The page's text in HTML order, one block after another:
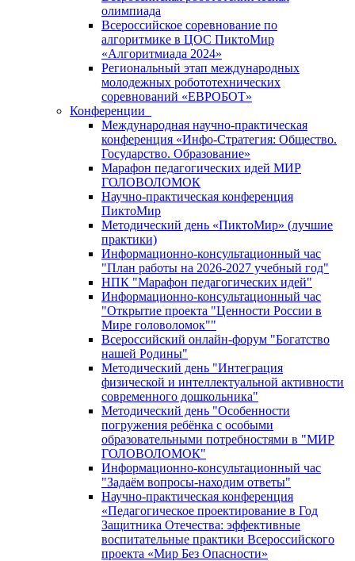
олимпиада
Всероссийское соревнование по
алгоритмике в ЦОС ПиктоМир
«Алгоритмиада 2024»
Региональный этап международных
молодежных робототехнических
соревнований «ЕВРОБОТ»
Конференции
Международная научно-практическая
конференция «Инфо-Стратегия: Общество.
Государство. Образование»
Марафон педагогических идей МИР
ГОЛОВОЛОМОК
Научно-практическая конференция
ПиктоМир
Методический день «ПиктоМир» (лучшие
практики)
Информационно-консультационный час
"План работы на 2026-2027 учебный год"
НПК "Марафон педагогических идей"
Информационно-консультационный час
"Открытие проекта "Ценности России в
Мире головоломок""
Всероссийский онлайн-форум "Богатство
нашей Родины"
Методический день "Интеграция
физической и интеллектуальной активности
современного дошкольника"
Методический день "Особенности
погружения ребёнка с особыми
образовательными потребностями в "МИР
ГОЛОВОЛОМОК"
Информационно-консультационный час
"Задаём вопросы-находим ответы"
Научно-практическая конференция
«Педагогическое проектирование в Год
Защитника Отечества: эффективные
воспитательные практики Всероссийского
проекта «Мир Без Опасности»